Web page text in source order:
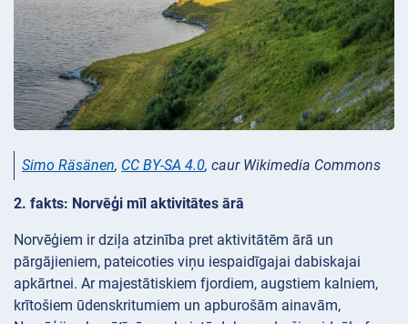
Simo Räsänen, CC BY-SA 4.0, caur Wikimedia Commons
2. fakts: Norvēģi mīl aktivitātes ārā
Norvēģiem ir dziļa atzinība pret aktivitātēm ārā un
pārgājieniem, pateicoties viņu iespaidīgajai dabiskajai
apkārtnei. Ar majestātiskiem fjordiem, augstiem kalniem,
krītošiem ūdenskritumiem un apburošām ainavām,